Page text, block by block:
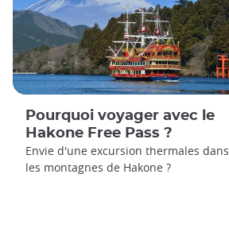
Pourquoi voyager avec le
Hakone Free Pass ?
Envie d'une excursion thermales dans
les montagnes de Hakone ?